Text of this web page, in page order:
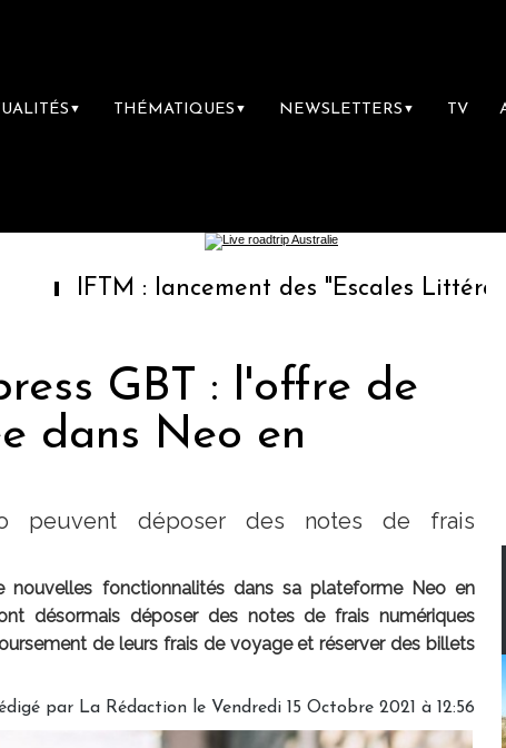
▼ THÉMATIQUES ▼ NEWSLETTERS ▼ TV
: lancement des "Escales Littéraires", la
GBT : l'offre de
dans Neo en
peuvent déposer des notes de frais
nouvelles fonctionnalités dans sa plateforme Neo en
désormais déposer des notes de frais numériques
de leurs frais de voyage et réserver des billets
par La Rédaction le Vendredi 15 Octobre 2021 à 12:56